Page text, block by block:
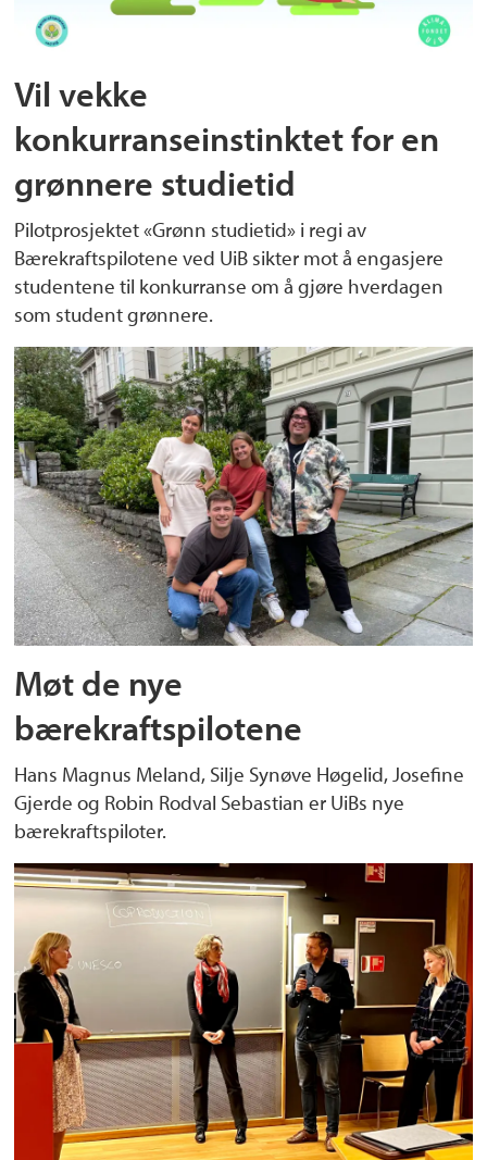
Vil vekke
konkurranseinstinktet for en
grønnere studietid
Pilotprosjektet «Grønn studietid» i regi av
Bærekraftspilotene ved UiB sikter mot å engasjere
studentene til konkurranse om å gjøre hverdagen
som student grønnere.
Møt de nye
bærekraftspilotene
Hans Magnus Meland, Silje Synøve Høgelid, Josefine
Gjerde og Robin Rodval Sebastian er UiBs nye
bærekraftspiloter.